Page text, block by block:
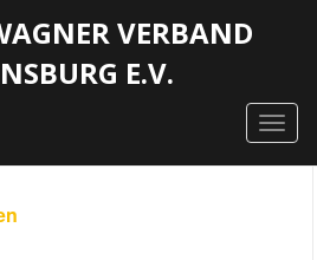
VERBAND
E.V.